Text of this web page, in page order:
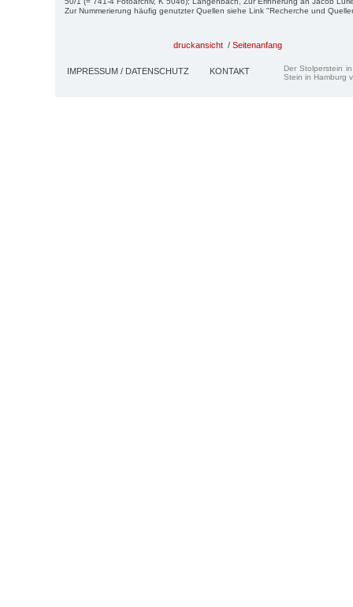
Zur Nummerierung häufig genutzter Quellen siehe Link "Recherche und
druckansicht / Seitenanfang
IMPRESSUM / DATENSCHUTZ KONTAKT
Der Stolperstein
Stein in Hamburg